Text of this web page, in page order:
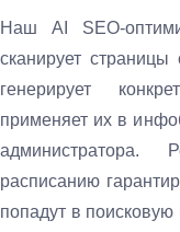
Наш AI SEO-
сканирует
генерирует
применяет их в
администратора.
расписанию
попадут в